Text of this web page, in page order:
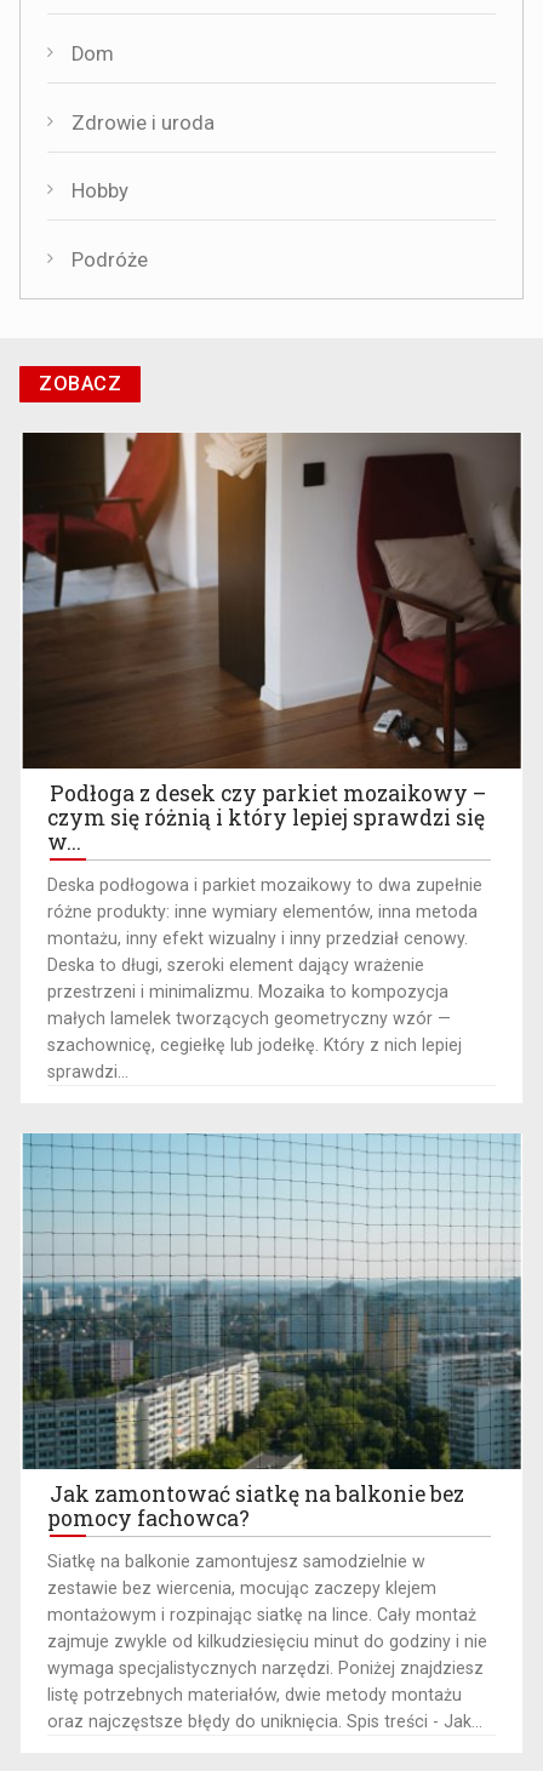
Dom
Zdrowie i uroda
Hobby
Podróże
ZOBACZ
Podłoga z desek czy parkiet mozaikowy –
czym się różnią i który lepiej sprawdzi się
w...
​Deska podłogowa i parkiet mozaikowy to dwa zupełnie
różne produkty: inne wymiary elementów, inna metoda
montażu, inny efekt wizualny i inny przedział cenowy.
Deska to długi, szeroki element dający wrażenie
przestrzeni i minimalizmu. Mozaika to kompozycja
małych lamelek tworzących geometryczny wzór —
szachownicę, cegiełkę lub jodełkę. Który z nich lepiej
sprawdzi...
Jak zamontować siatkę na balkonie bez
pomocy fachowca?
​Siatkę na balkonie zamontujesz samodzielnie w
zestawie bez wiercenia, mocując zaczepy klejem
montażowym i rozpinając siatkę na lince. Cały montaż
zajmuje zwykle od kilkudziesięciu minut do godziny i nie
wymaga specjalistycznych narzędzi. Poniżej znajdziesz
listę potrzebnych materiałów, dwie metody montażu
oraz najczęstsze błędy do uniknięcia. Spis treści - Jak...